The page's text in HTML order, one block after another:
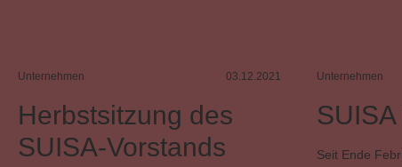
Unternehmen 03.12.2021
Herbstsitzung des
SUISA-Vorstands
Unternehmen
Seit Ende